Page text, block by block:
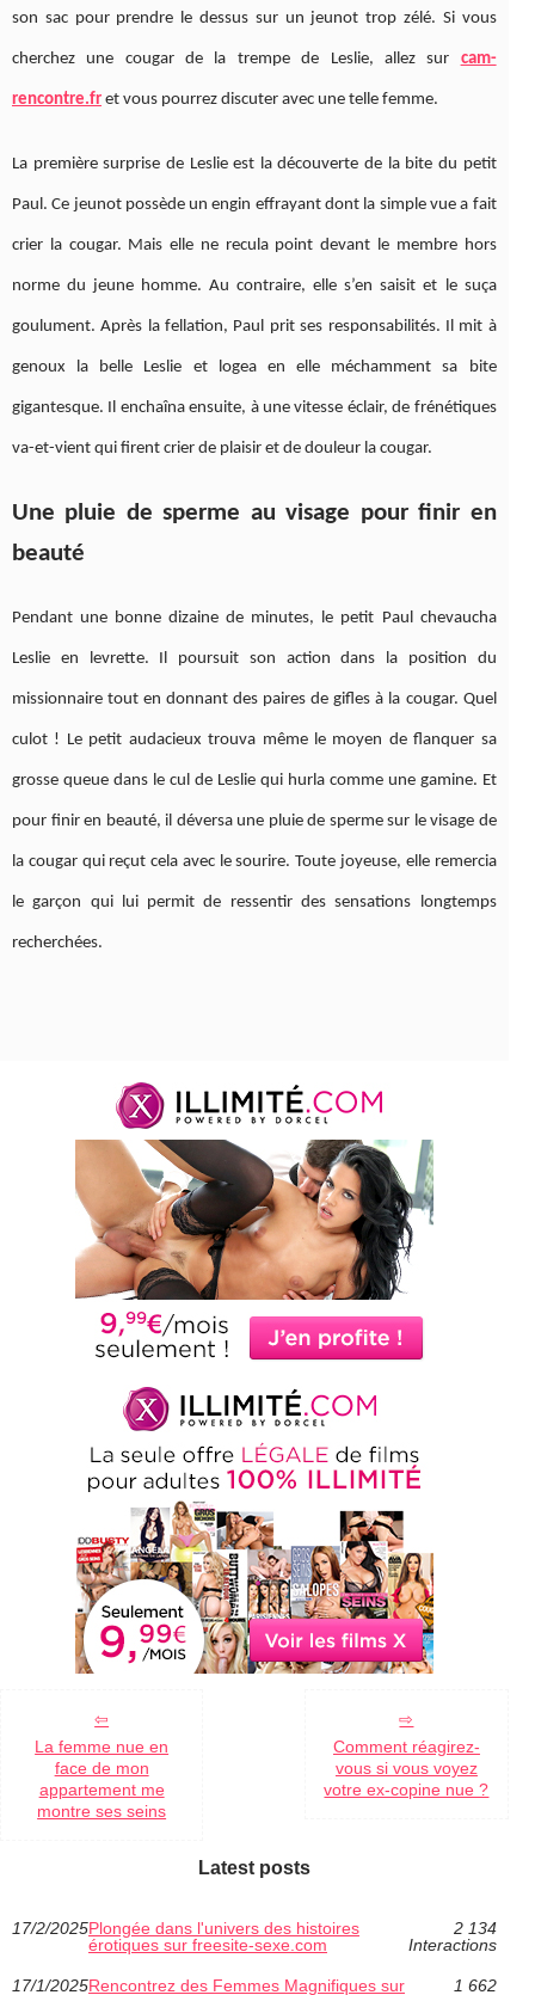
son sac pour prendre le dessus sur un jeunot trop zélé. Si vous
cherchez une cougar de la trempe de Leslie, allez sur cam-
rencontre.fr et vous pourrez discuter avec une telle femme.
La première surprise de Leslie est la découverte de la bite du petit
Paul. Ce jeunot possède un engin effrayant dont la simple vue a fait
crier la cougar. Mais elle ne recula point devant le membre hors
norme du jeune homme. Au contraire, elle s’en saisit et le suça
goulument. Après la fellation, Paul prit ses responsabilités. Il mit à
genoux la belle Leslie et logea en elle méchamment sa bite
gigantesque. Il enchaîna ensuite, à une vitesse éclair, de frénétiques
va-et-vient qui firent crier de plaisir et de douleur la cougar.
Une pluie de sperme au visage pour finir en
beauté
Pendant une bonne dizaine de minutes, le petit Paul chevaucha
Leslie en levrette. Il poursuit son action dans la position du
missionnaire tout en donnant des paires de gifles à la cougar. Quel
culot ! Le petit audacieux trouva même le moyen de flanquer sa
grosse queue dans le cul de Leslie qui hurla comme une gamine. Et
pour finir en beauté, il déversa une pluie de sperme sur le visage de
la cougar qui reçut cela avec le sourire. Toute joyeuse, elle remercia
le garçon qui lui permit de ressentir des sensations longtemps
recherchées.
La femme nue en
face de mon
appartement me
montre ses seins
Comment réagirez-
vous si vous voyez
votre ex-copine nue ?
Latest posts
17/2/2025Plongée dans l'univers des histoires
érotiques sur freesite-sexe.com
2 134
Interactions
17/1/2025Rencontrez des Femmes Magnifiques sur
1 662